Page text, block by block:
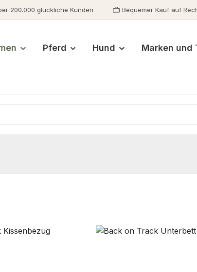
200.000 glückliche Kunden Bequemer Kauf auf
Pferd Hund Marken und